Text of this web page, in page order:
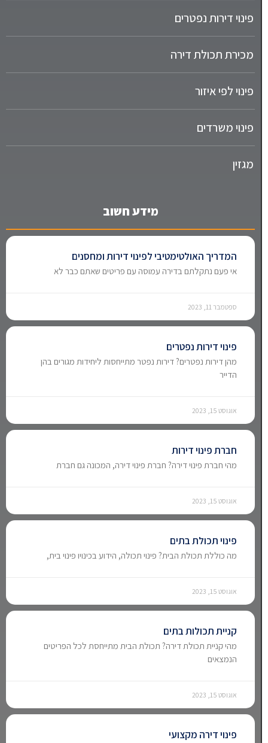
פינוי דירות נפטרים
מכירת תכולת דירה
פינוי לפי איזור
פינוי משרדים
מגזין
מידע חשוב
המדריך האולטימטיבי לפינוי דירות ומחסנים
אי פעם נתקלתם בדירה עמוסה עם פריטים שאתם כבר לא
ספטמבר 11, 2023
פינוי דירות נפטרים
מהן דירות נפטרים? דירות נפטר מתייחסות ליחידות מגורים בהן
הדייר
אוגוסט 15, 2023
חברת פינוי דירות
מהי חברת פינוי דירה? חברת פינוי דירה, המכונה גם חברת
אוגוסט 15, 2023
פינוי תכולת בתים
מה כוללת תכולת הבית? פינוי תכולה, הידוע בכינויו פינוי בית,
אוגוסט 15, 2023
קניית תכולות בתים
מהי קניית תכולת דירה? תכולת הבית מתייחסת לכל הפריטים
הנמצאים
אוגוסט 15, 2023
פינוי דירה מקצועי